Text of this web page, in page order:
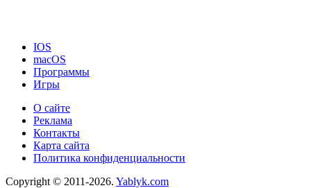
IOS
macOS
Программы
Игры
О сайте
Реклама
Контакты
Карта сайта
Политика конфиденциальности
Copyright © 2011-2026. Yablyk.сom